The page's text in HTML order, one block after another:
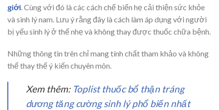
giới . Cùng với đó là các cách chế biến hẹ cải thiện sức khỏe
và sinh lý nam. Lưu ý rằng đây là cách làm áp dụng với người
bị yếu sinh lý ở thể nhẹ và không thay được thuốc chữa bệnh.
Những thông tin trên chỉ mang tính chất tham khảo và không
thể thay thế ý kiến chuyên môn.
Xem thêm: Toplist thuốc bổ thận tráng
dương tăng cường sinh lý phổ biến nhất